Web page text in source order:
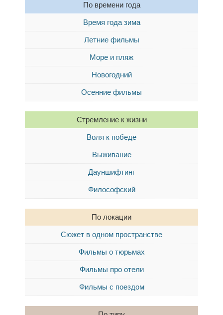
По времени года
Время года зима
Летние фильмы
Море и пляж
Новогодний
Осенние фильмы
Стремление к жизни
Воля к победе
Выживание
Дауншифтинг
Философский
По локации
Сюжет в одном пространстве
Фильмы о тюрьмах
Фильмы про отели
Фильмы с поездом